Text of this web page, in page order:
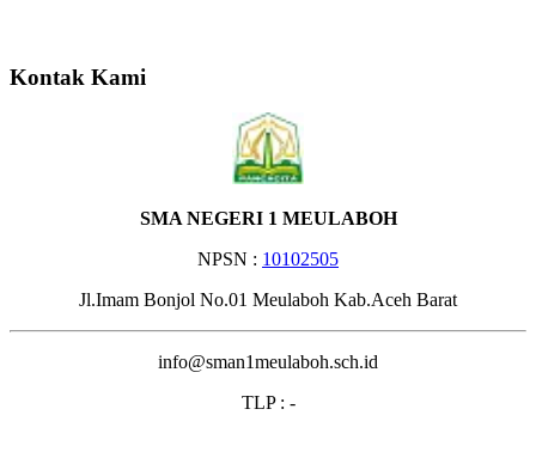
Kontak Kami
SMA NEGERI 1 MEULABOH
NPSN : 10102505
Jl.Imam Bonjol No.01 Meulaboh Kab.Aceh Barat
info@sman1meulaboh.sch.id
TLP : -